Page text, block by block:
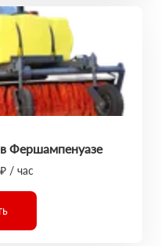
Фершампенуазе
/ час